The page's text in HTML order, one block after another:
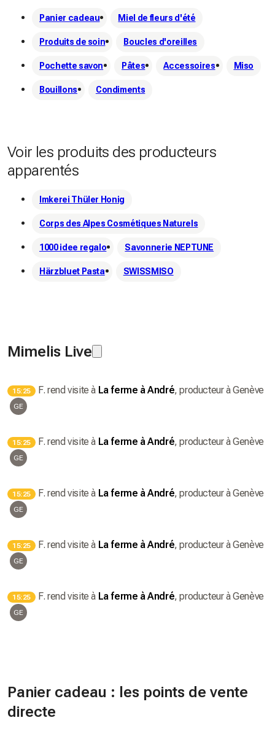
Panier cadeau Miel de fleurs d'été
Produits de soin Boucles d'oreilles
Pochette savon Pâtes Accessoires Miso
Bouillons Condiments
Voir les produits des producteurs
apparentés
Imkerei Thüler Honig
Corps des Alpes Cosmétiques Naturels
1000 idee regalo Savonnerie NEPTUNE
Härzbluet Pasta SWISSMISO
Mimelis Live
15:25 F. rend visite à La ferme à André, producteurà Genève
GE
15:25 F. rend visite à La ferme à André, producteurà Genève
GE
15:25 F. rend visite à La ferme à André, producteurà Genève
GE
15:25 F. rend visite à La ferme à André, producteurà Genève
GE
15:25 F. rend visite à La ferme à André, producteurà Genève
GE
Panier cadeau : les points de vente
directe